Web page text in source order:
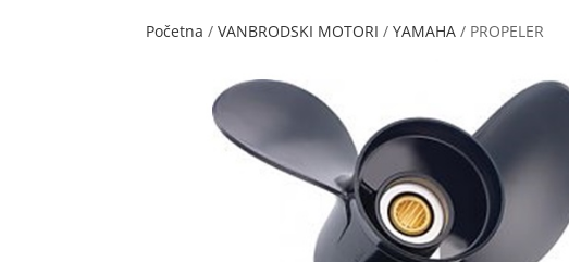
Početna /VANBRODSKI MOTORI /YAMAHA / PROPELER